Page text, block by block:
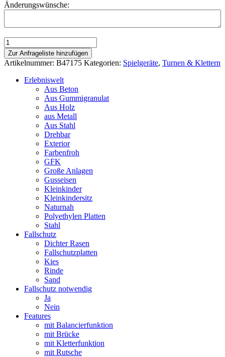
Änderungswünsche:
Niederseilgarten
Silberberg
Balancierhölzer
mit
Netzen
Zur Anfrageliste hinzufügen
Artikelnummer: B47175 Kategorien: Spielgeräte, Turnen & Klettern
Erlebniswelt
Aus Beton
Aus Gummigranulat
Aus Holz
aus Metall
Aus Stahl
Drehbar
Exterior
Farbenfroh
GFK
Große Anlagen
Gusseisen
Kleinkinder
Kleinkindersitz
Naturnah
Polyethylen Platten
Stahl
Fallschutz
Dichter Rasen
Fallschutzplatten
Kies
Rinde
Sand
Fallschutz notwendig
Ja
Nein
Features
mit Balancierfunktion
mit Brücke
mit Kletterfunktion
mit Rutsche